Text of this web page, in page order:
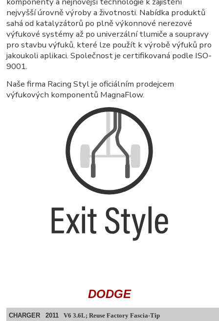
nejvyšší úrovně výroby a životnosti. Nabídka produktů
sahá od katalyzátorů po plně výkonnové nerezové
výfukové systémy až po univerzální tlumiče a soupravy
pro stavbu výfuků, které lze použít k výrobě výfuků pro
jakoukoli aplikaci. Společnost je certifikovaná podle ISO-
9001.
Naše firma Racing Styl je oficiálním prodejcem
výfukových komponentů MagnaFlow.
DODGE
CHARGER 2011 V6 3.6L; Reuse Factory Fascia-Tip